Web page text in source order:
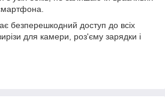
безперешкодний доступ до всіх
для камери, роз'єму зарядки і